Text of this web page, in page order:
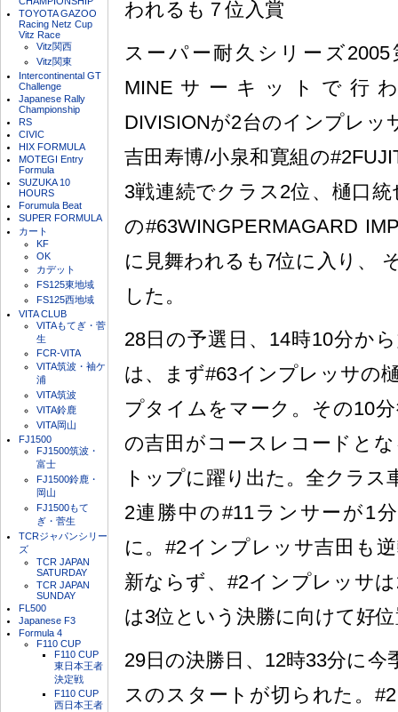
TOYOTA GAZOO
Racing Netz Cup
Vitz Race
Vitz関西
Vitz関東
Intercontinental GT
Challenge
Japanese Rally
Championship
RS
CIVIC
HIX FORMULA
MOTEGI Entry
Formula
SUZUKA 10
HOURS
Forumula Beat
SUPER FORMULA
カート
KF
OK
カデット
FS125東地域
FS125西地域
VITA CLUB
VITAもてぎ・菅
生
FCR-VITA
VITA筑波・袖ケ
浦
VITA筑波
VITA鈴鹿
VITA岡山
FJ1500
FJ1500筑波・
富士
FJ1500鈴鹿・
岡山
FJ1500もて
ぎ・菅生
TCRジャパンシリー
ズ
TCR JAPAN
SATURDAY
TCR JAPAN
SUNDAY
FL500
Japanese F3
Formula 4
F110 CUP
F110 CUP
東日本王者
決定戦
F110 CUP
西日本王者
われるも７位入賞
スーパー耐久シリーズ
MINEサーキットで行わ
DIVISIONが2台のインプレッ
吉田寿博/小泉和寛組の
3戦連続でクラス2位、樋口
の#63WINGPERMAGARD
に見舞われるも7位に入り、
した。
28日の予選日、14時10分か
は、まず#63インプレッサの
プタイムをマーク。その10
の吉田がコースレコードと
トップに躍り出た。全クラス
2連勝中の#11ランサーが1
に。#2インプレッサ吉田も
新ならず、#2インプレッサ
は3位という決勝に向けて好
29日の決勝日、12時33分に今
スのスタートが切られた。